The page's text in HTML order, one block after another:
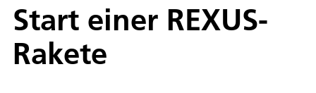
Start einer REXUS-
Rakete